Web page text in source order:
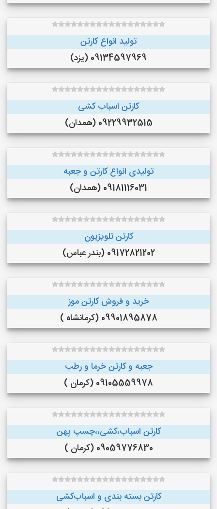
تولید انواع کارتن
09134597969 (یزد)
کارتن اسباب کشی
09229932515 (همدان)
تولیدی انواع کارتن و جعبه
09181116031 (همدان)
کارتن تلویزیون
09172821202 (بندر عباس)
خرید و فروش کارتن موز
09901895878 (کرمانشاه )
جعبه و کارتن خرما و رطب
09105559978 (کرمان )
کارتن اسباب،کشی،،چسپ پهن
09059776830 (کرمان )
کارتن بسته بندی و اسباب‌کشی